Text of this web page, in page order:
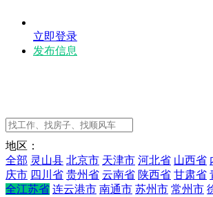
立即登录
发布信息
地区：
全部 灵山县 北京市 天津市 河北省 山西省
庆市 四川省 贵州省 云南省 陕西省 甘肃省
全江苏省 连云港市 南通市 苏州市 常州市